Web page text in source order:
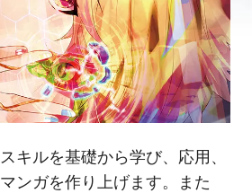
キルを基礎から学び、応用、
ンガを作り上げます。また